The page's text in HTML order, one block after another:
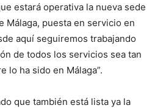
estará operativa la nueva sede
Málaga, puesta en servicio en
aquí seguiremos trabajando
de todos los servicios sea tan
lo ha sido en Málaga”.
que también está lista ya la